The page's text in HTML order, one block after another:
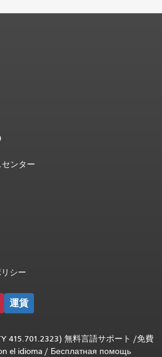
ージで繰
ンター
シー
運賃
415.701.2323) 無料言語サポート /免費
el idioma / Бесплатная помощь